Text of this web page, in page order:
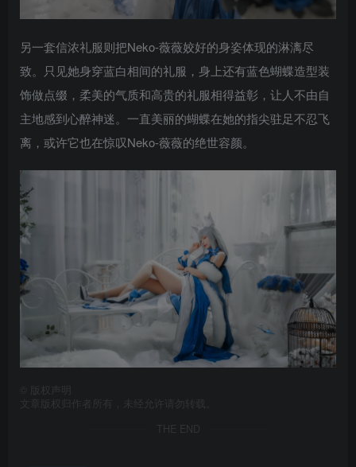
另一套信浓礼服则把Neko-薇薇姣好的身姿体现的淋漓尽
致。只见她身穿蓝白相间的礼服，身上还有蓝色蝴蝶造型装
饰做点缀，柔美的气质和高贵的礼服相得益彰，让人不由自
主地感到心醉神迷。一直美丽的蝴蝶在她的指尖驻足不忍飞
离，或许它也在惊叹Neko-薇薇的绝世容颜。
版权声明
文章版权归作者所有，未经允许请勿转载。
THE END